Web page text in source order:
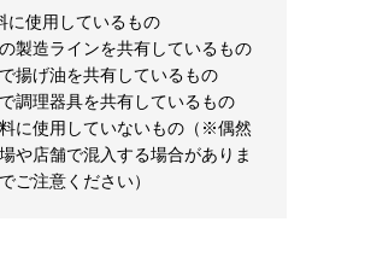
に使用しているもの
製造ラインを共有しているもの
揚げ油を共有しているもの
調理器具を共有しているもの
に使用していないもの（※偶然
や店舗で混入する場合がありま
ご注意ください）